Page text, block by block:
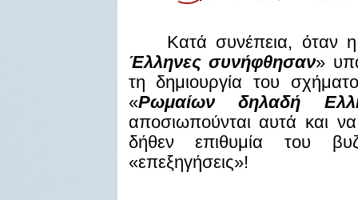
Κατά συνέπεια, όταν
Έλληνες συνήφθησαν»
τη δημιουργία του
«Ρωμαίων δηλαδή
αποσιωπούνται αυτά και
δήθεν επιθυμία του
«επεξηγήσεις»!